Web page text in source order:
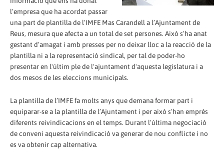
l’empresa que ha acordat passar
una part de plantilla de l’IMFE Mas Carandell a l’Ajuntament de
Reus, mesura que afecta a un total de set persones. Això s’ha anat
gestant d’amagat i amb presses per no deixar lloc a la reacció de la
plantilla ni a la representació sindical, per tal de poder-ho
presentar en l'últim ple de l'ajuntament d'aquesta legislatura i a
dos mesos de les eleccions municipals.
La plantilla de l’IMFE fa molts anys que demana formar part i
equiparar-se a la plantilla de l’Ajuntament i per això s’han emprès
diferents reivindicacions en el temps. Durant l’última negociació
de conveni aquesta reivindicació va generar de nou conflicte i no
es va obtenir cap alternativa.